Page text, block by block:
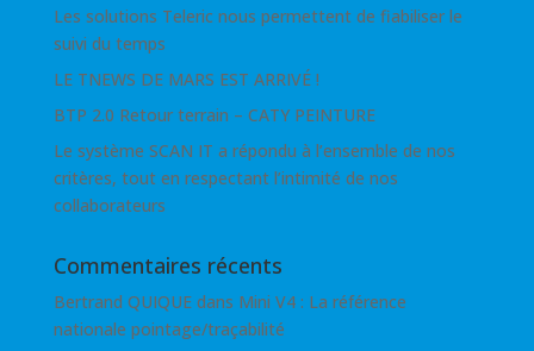
Les solutions Teleric nous permettent de fiabiliser le
suivi du temps
LE TNEWS DE MARS EST ARRIVÉ !
BTP 2.0 Retour terrain – CATY PEINTURE
Le système SCAN IT a répondu à l’ensemble de nos
critères, tout en respectant l’intimité de nos
collaborateurs
Commentaires récents
Bertrand QUIQUEdans Mini V4 : La référence
nationale pointage/traçabilité